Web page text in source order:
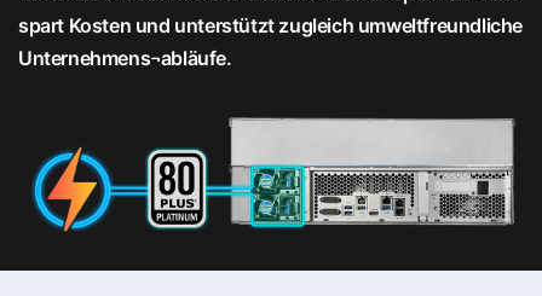
spart Kosten und unterstützt zugleich umweltfreundliche
Unternehmens¬abläufe.